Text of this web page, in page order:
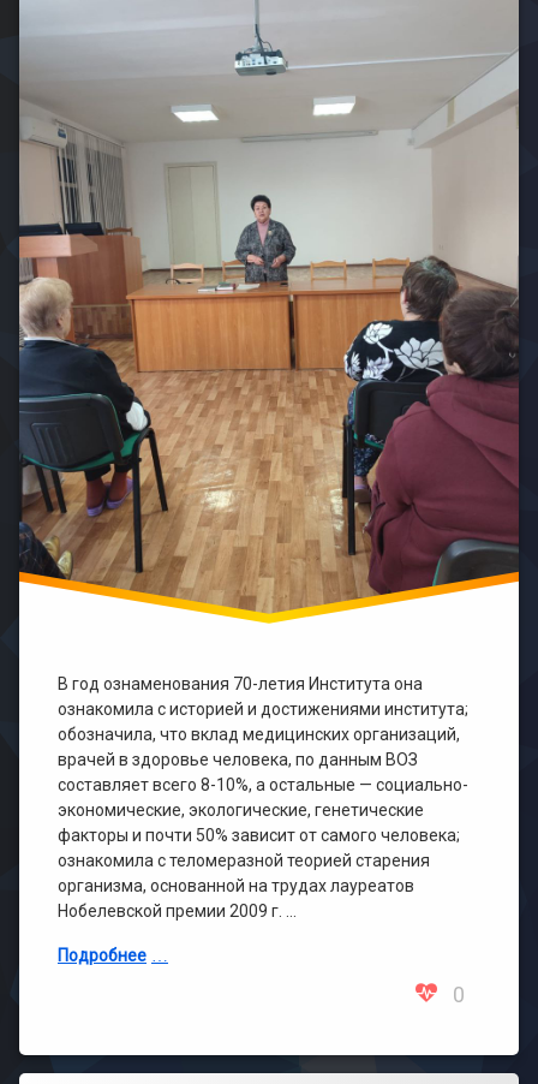
В год ознаменования 70-летия Института она
ознакомила с историей и достижениями института;
обозначила, что вклад медицинских организаций,
врачей в здоровье человека, по данным ВОЗ
составляет всего 8-10%, а остальные — социально-
экономические, экологические, генетические
факторы и почти 50% зависит от самого человека;
ознакомила с теломеразной теорией старения
организма, основанной на трудах лауреатов
Нобелевской премии 2009 г. …
Подробнее
0